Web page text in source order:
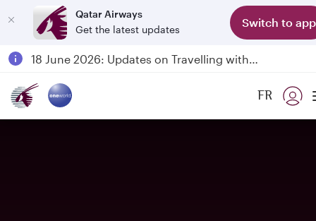
Qatar Airways
Get the latest updates
Switch to app
Passengers flying between Doha and Auckland on QR914 and QR915
18 June 2026: Updates on Travelling with Power Banks
FR